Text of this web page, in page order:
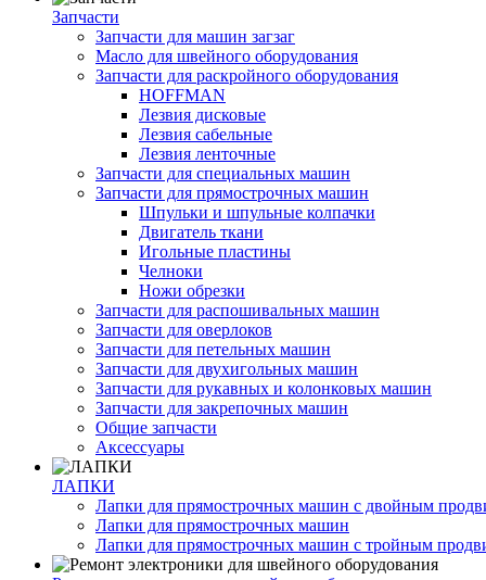
Запчасти
Запчасти для машин загзаг
Масло для швейного оборудования
Запчасти для раскройного оборудования
HOFFMAN
Лезвия дисковые
Лезвия сабельные
Лезвия ленточные
Запчасти для специальных машин
Запчасти для прямострочных машин
Шпульки и шпульные колпачки
Двигатель ткани
Игольные пластины
Челноки
Ножи обрезки
Запчасти для распошивальных машин
Запчасти для оверлоков
Запчасти для петельных машин
Запчасти для двухигольных машин
Запчасти для рукавных и колонковых машин
Запчасти для закрепочных машин
Общие запчасти
Аксессуары
ЛАПКИ
Лапки для прямострочных машин с двойным
Лапки для прямострочных машин
Лапки для прямострочных машин с тройным